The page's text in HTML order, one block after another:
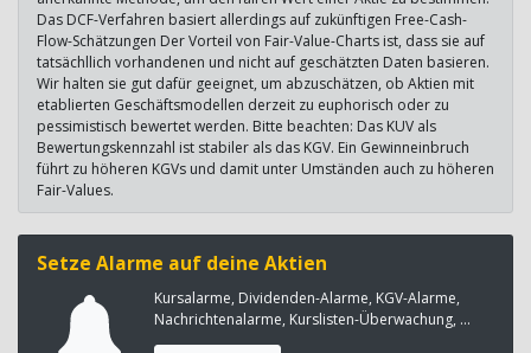
Das DCF-Verfahren basiert allerdings auf zukünftigen Free-Cash-
Flow-Schätzungen Der Vorteil von Fair-Value-Charts ist, dass sie auf
tatsächllich vorhandenen und nicht auf geschätzten Daten basieren.
Wir halten sie gut dafür geeignet, um abzuschätzen, ob Aktien mit
etablierten Geschäftsmodellen derzeit zu euphorisch oder zu
pessimistisch bewertet werden. Bitte beachten: Das KUV als
Bewertungskennzahl ist stabiler als das KGV. Ein Gewinneinbruch
führt zu höheren KGVs und damit unter Umständen auch zu höheren
Fair-Values.
Setze Alarme auf deine Aktien
Kursalarme, Dividenden-Alarme, KGV-Alarme,
Nachrichtenalarme, Kurslisten-Überwachung, ...